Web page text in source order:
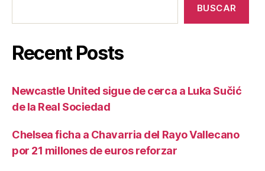
BUSCAR
Recent Posts
Newcastle United sigue de cerca a Luka Sučić
de la Real Sociedad
Chelsea ficha a Chavarria del Rayo Vallecano
por 21 millones de euros reforzar